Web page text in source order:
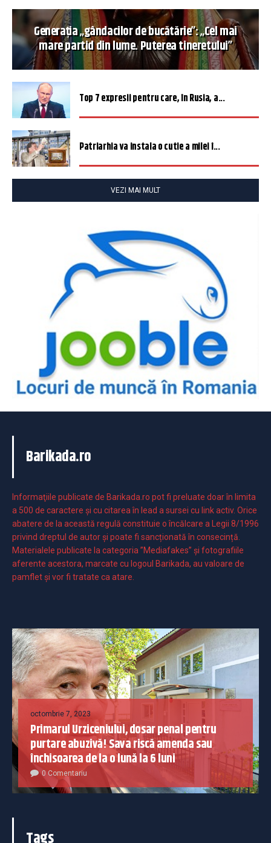
Generația „gândacilor de bucătărie”: „Cel mai
mare partid din lume. Puterea tineretului”
Top 7 expresii pentru care, în Rusia, a...
Patriarhia va instala o cutie a milei î...
VEZI MAI MULT
Barikada.ro
Informaţiile publicate de Barikada.ro pot fi preluate doar în limita
a 500 de caractere şi cu citarea în lead a sursei cu link activ. Orice
abatere de la această regulă constituie o încălcare a Legii 8/1996
privind dreptul de autor și poate fi sancționată în consecință.
Materialele publicate la categoria ”Mediafakes” și fotografiile
aferente acestora, marcate cu logoul Barikada, au valoare de
pamflet și vor fi tratate ca atare.
octombrie 7, 2023
Primarul Urziceniului, dosar penal pentru
purtare abuzivă! Sava riscă amenda sau
închisoarea de la o lună la 6 luni
0 Comentariu